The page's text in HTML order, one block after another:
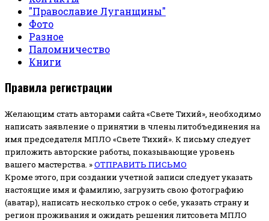
"Православие Луганщины"
Фото
Разное
Паломничество
Книги
Правила регистрации
Желающим стать авторами сайта «Свете Тихий», необходимо
написать заявление о принятии в члены литобъединения на
имя председателя МПЛО «Свете Тихий». К письму следует
приложить авторские работы, показывающие уровень
вашего мастерства. »ОТПРАВИТЬ ПИСЬМО
Кроме этого, при создании учетной записи следует указать
настоящие имя и фамилию, загрузить свою фотографию
(аватар), написать несколько строк о себе, указать страну и
регион проживания и ожидать решения литсовета МПЛО